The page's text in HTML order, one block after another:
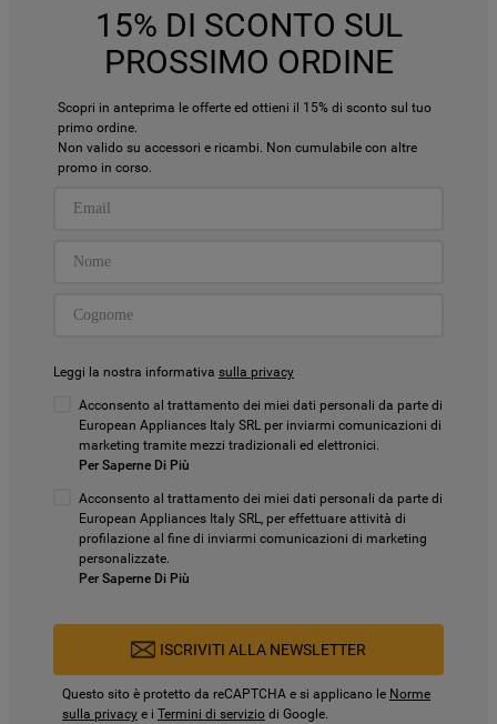
15% DI SCONTO SUL
PROSSIMO ORDINE
Scopri in anteprima le offerte ed ottieni il 15% di sconto sul tuo
primo ordine.
Non valido su accessori e ricambi. Non cumulabile con altre
promo in corso.
Leggi la nostra informativa sulla privacy
Acconsento al trattamento dei miei dati personali da parte di
European Appliances Italy SRL per inviarmi comunicazioni di
marketing tramite mezzi tradizionali ed elettronici.
Per Saperne Di Più
Acconsento al trattamento dei miei dati personali da parte di
European Appliances Italy SRL, per effettuare attività di
profilazione al fine di inviarmi comunicazioni di marketing
personalizzate.
Per Saperne Di Più
ISCRIVITI ALLA NEWSLETTER
Questo sito è protetto da reCAPTCHA e si applicano le Norme
sulla privacy e i Termini di servizio di Google.